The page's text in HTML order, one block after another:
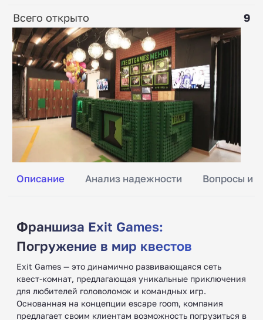
Описание Анализ надежности Вопросы и
Франшиза Exit Games:
Погружение в мир квестов ‍
Exit Games — это динамично развивающаяся сеть
квест-комнат, предлагающая уникальные приключения
для любителей головоломок и командных игр.
Основанная на концепции escape room, компания
предлагает своим клиентам возможность погрузиться в
Всего открыто
9